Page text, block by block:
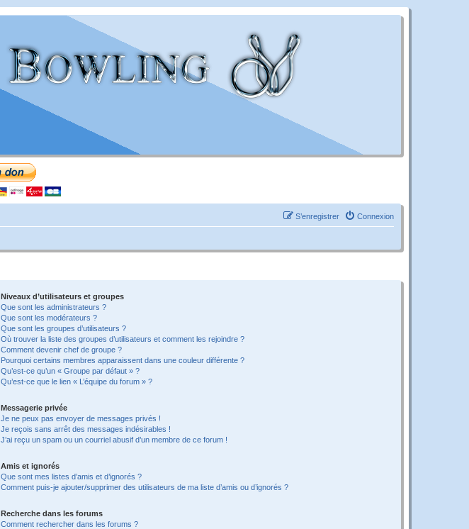
Connexion
S’enregistrer
Niveaux d’utilisateurs et groupes
Que sont les administrateurs ?
Que sont les modérateurs ?
Que sont les groupes d’utilisateurs ?
Où trouver la liste des groupes d’utilisateurs et comment les rejoindre ?
Comment devenir chef de groupe ?
Pourquoi certains membres apparaissent dans une couleur différente ?
Qu’est-ce qu’un « Groupe par défaut » ?
Qu’est-ce que le lien « L’équipe du forum » ?
Messagerie privée
Je ne peux pas envoyer de messages privés !
Je reçois sans arrêt des messages indésirables !
J’ai reçu un spam ou un courriel abusif d’un membre de ce forum !
Amis et ignorés
Que sont mes listes d’amis et d’ignorés ?
Comment puis-je ajouter/supprimer des utilisateurs de ma liste d’amis ou d’ignorés ?
Recherche dans les forums
Comment rechercher dans les forums ?